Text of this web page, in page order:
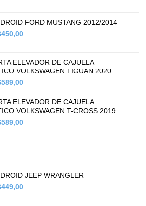
$389,00.
FORD MUSTANG 2012/2014
450,00Current
$450,00.
ELEVADOR DE CAJUELA
VOLKSWAGEN TIGUAN 2020
589,00Current
is:
$589,00.
ELEVADOR DE CAJUELA
VOLKSWAGEN T-CROSS 2019
589,00Current
JEEP WRANGLER
449,00Current